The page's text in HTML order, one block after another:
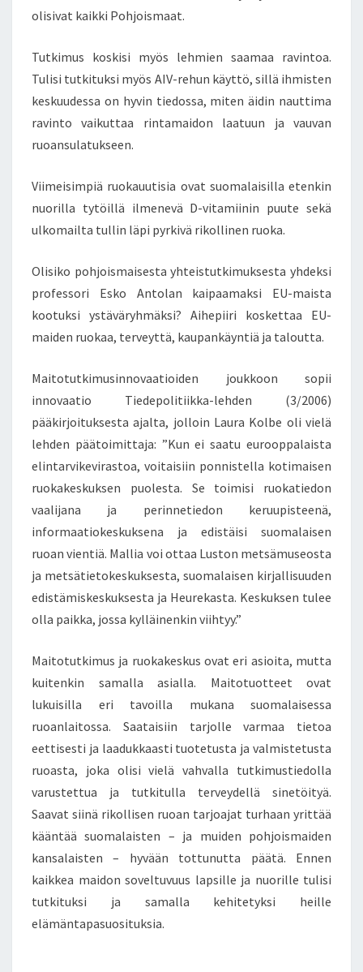
olisivat kaikki Pohjoismaat.
Tutkimus koskisi myös lehmien saamaa ravintoa.
Tulisi tutkituksi myös AIV-rehun käyttö, sillä ihmisten
keskuudessa on hyvin tiedossa, miten äidin nauttima
ravinto vaikuttaa rintamaidon laatuun ja vauvan
ruoansulatukseen.
Viimeisimpiä ruokauutisia ovat suomalaisilla etenkin
nuorilla tytöillä ilmenevä D-vitamiinin puute sekä
ulkomailta tullin läpi pyrkivä rikollinen ruoka.
Olisiko pohjoismaisesta yhteistutkimuksesta yhdeksi
professori Esko Antolan kaipaamaksi EU-maista
kootuksi ystäväryhmäksi? Aihepiiri koskettaa EU-
maiden ruokaa, terveyttä, kaupankäyntiä ja taloutta.
Maitotutkimusinnovaatioiden joukkoon sopii
innovaatio Tiedepolitiikka-lehden (3/2006)
pääkirjoituksesta ajalta, jolloin Laura Kolbe oli vielä
lehden päätoimittaja: ”Kun ei saatu eurooppalaista
elintarvikevirastoa, voitaisiin ponnistella kotimaisen
ruokakeskuksen puolesta. Se toimisi ruokatiedon
vaalijana ja perinnetiedon keruupisteenä,
informaatiokeskuksena ja edistäisi suomalaisen
ruoan vientiä. Mallia voi ottaa Luston metsämuseosta
ja metsätietokeskuksesta, suomalaisen kirjallisuuden
edistämiskeskuksesta ja Heurekasta. Keskuksen tulee
olla paikka, jossa kylläinenkin viihtyy.”
Maitotutkimus ja ruokakeskus ovat eri asioita, mutta
kuitenkin samalla asialla. Maitotuotteet ovat
lukuisilla eri tavoilla mukana suomalaisessa
ruoanlaitossa. Saataisiin tarjolle varmaa tietoa
eettisesti ja laadukkaasti tuotetusta ja valmistetusta
ruoasta, joka olisi vielä vahvalla tutkimustiedolla
varustettua ja tutkitulla terveydellä sinetöityä.
Saavat siinä rikollisen ruoan tarjoajat turhaan yrittää
kääntää suomalaisten – ja muiden pohjoismaiden
kansalaisten – hyvään tottunutta päätä. Ennen
kaikkea maidon soveltuvuus lapsille ja nuorille tulisi
tutkituksi ja samalla kehitetyksi heille
elämäntapasuosituksia.